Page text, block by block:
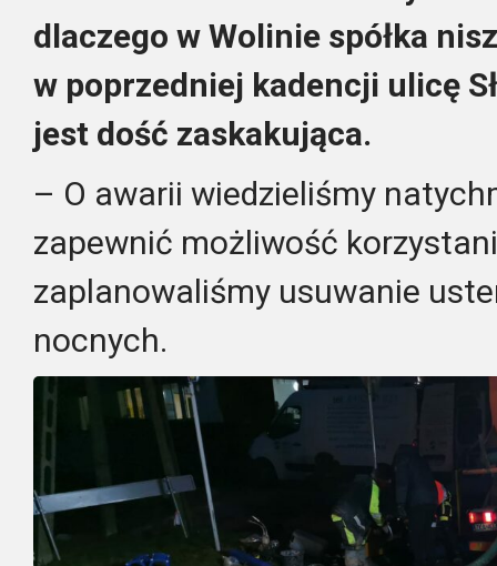
dlaczego w Wolinie spółka
w poprzedniej kadencji ulicę
jest dość zaskakująca.
– O awarii wiedzieliśmy
zapewnić możliwość
zaplanowaliśmy usuwanie
nocnych.